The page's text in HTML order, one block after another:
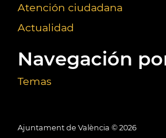
Atención ciudadana
Actualidad
Navegación
Temas
Ajuntament de València © 2026